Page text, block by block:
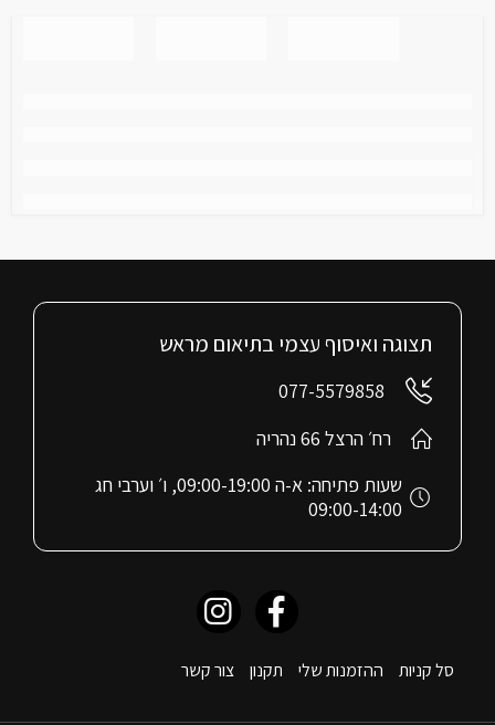
סל קניות ההזמנות שלי תקנון צור קשר
תצוגה ואיסוף עצמי בתיאום מראש
077-5579858
רח׳ הרצל 66 נהריה
שעות פתיחה: א-ה 09:00-19:00, ו׳ וערבי חג
09:00-14:00